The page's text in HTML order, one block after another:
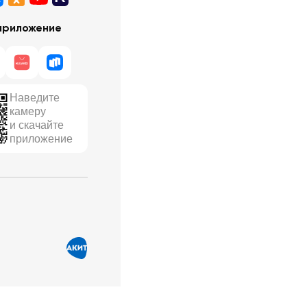
Наведите
камеру
и скачайте
приложение